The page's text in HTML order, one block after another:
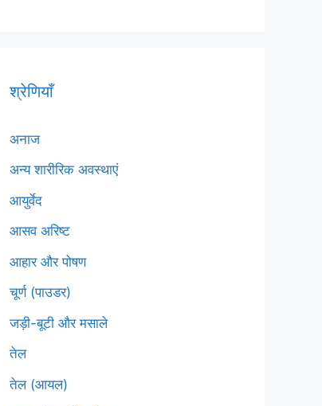
श्रेणियाँ
अनाज
अन्य शारीरिक अवस्थाएं
आयुर्वेद
आसव अरिष्ट
आहार और पोषण
चूर्ण (पाउडर)
जड़ी-बूटी और मसाले
तेल
तेल (आयल)